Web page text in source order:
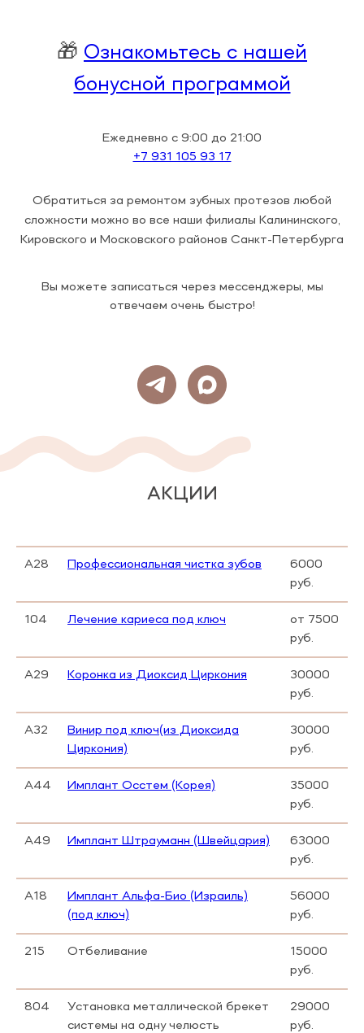
🎁 Ознакомьтесь с нашей
бонусной программой
Ежедневно с 9:00 до 21:00
+7 931 105 93 17
Обратиться за ремонтом зубных протезов любой
сложности можно во все наши филиалы Калининского,
Кировского и Московского районов Санкт-Петербурга
Вы можете записаться через мессенджеры, мы
отвечаем очень быстро!
АКЦИИ
А28 Профессиональная чистка зубов
6000
руб.
104 Лечение кариеса под ключ
от 7500
руб.
А29 Коронка из Диоксид Циркония
30000
руб.
А32
Винир под ключ(из Диоксида
Циркония)
30000
руб.
А44 Имплант Осстем (Корея)
35000
руб.
А49 Имплант Штрауманн (Швейцария)
63000
руб.
А18
Имплант Альфа-Био (Израиль)
(под ключ)
56000
руб.
215 Отбеливание
15000
руб.
804
Установка металлической брекет
системы на одну челюсть
29000
руб.